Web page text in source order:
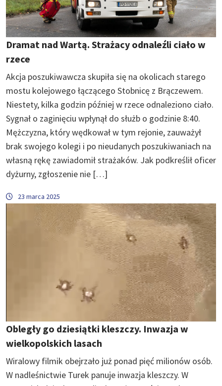
Dramat nad Wartą. Strażacy odnaleźli ciało w
rzece
Akcja poszukiwawcza skupiła się na okolicach starego
mostu kolejowego łączącego Stobnicę z Brączewem.
Niestety, kilka godzin później w rzece odnaleziono ciało.
Sygnał o zaginięciu wpłynął do służb o godzinie 8:40.
Mężczyzna, który wędkował w tym rejonie, zauważył
brak swojego kolegi i po nieudanych poszukiwaniach na
własną rękę zawiadomił strażaków. Jak podkreślił oficer
dyżurny, zgłoszenie nie […]
23 marca 2025
Obległy go dziesiątki kleszczy. Inwazja w
wielkopolskich lasach
Wiralowy filmik obejrzało już ponad pięć milionów osób.
W nadleśnictwie Turek panuje inwazja kleszczy. ​W